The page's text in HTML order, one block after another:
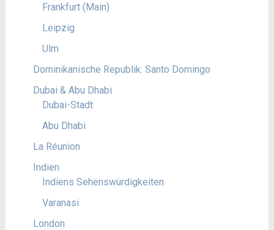
Frankfurt (Main)
Leipzig
Ulm
Dominikanische Republik: Santo Domingo
Dubai & Abu Dhabi
Dubai-Stadt
Abu Dhabi
La Réunion
Indien
Indiens Sehenswürdigkeiten
Varanasi
London